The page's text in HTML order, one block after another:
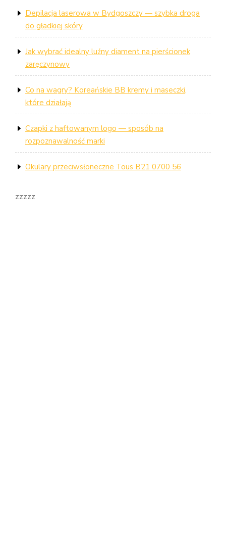
Depilacja laserowa w Bydgoszczy — szybka droga
do gładkiej skóry
Jak wybrać idealny luźny diament na pierścionek
zaręczynowy
Co na wagry? Koreańskie BB kremy i maseczki,
które działają
Czapki z haftowanym logo — sposób na
rozpoznawalność marki
Okulary przeciwsłoneczne Tous B21 0700 56
zzzzz